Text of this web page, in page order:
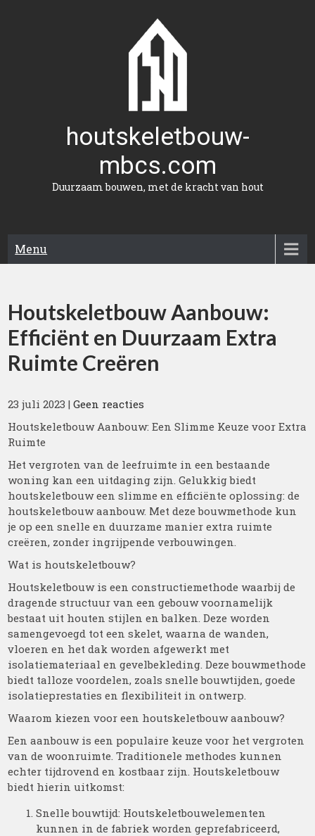
houtskeletbouw-
mbcs.com
Duurzaam bouwen, met de kracht van hout
Menu
Houtskeletbouw Aanbouw:
Efficiënt en Duurzaam Extra
Ruimte Creëren
23 juli 2023 |Geen reacties
Houtskeletbouw Aanbouw: Een Slimme Keuze voor Extra
Ruimte
Het vergroten van de leefruimte in een bestaande
woning kan een uitdaging zijn. Gelukkig biedt
houtskeletbouw een slimme en efficiënte oplossing: de
houtskeletbouw aanbouw. Met deze bouwmethode kun
je op een snelle en duurzame manier extra ruimte
creëren, zonder ingrijpende verbouwingen.
Wat is houtskeletbouw?
Houtskeletbouw is een constructiemethode waarbij de
dragende structuur van een gebouw voornamelijk
bestaat uit houten stijlen en balken. Deze worden
samengevoegd tot een skelet, waarna de wanden,
vloeren en het dak worden afgewerkt met
isolatiemateriaal en gevelbekleding. Deze bouwmethode
biedt talloze voordelen, zoals snelle bouwtijden, goede
isolatieprestaties en flexibiliteit in ontwerp.
Waarom kiezen voor een houtskeletbouw aanbouw?
Een aanbouw is een populaire keuze voor het vergroten
van de woonruimte. Traditionele methodes kunnen
echter tijdrovend en kostbaar zijn. Houtskeletbouw
biedt hierin uitkomst:
Snelle bouwtijd: Houtskeletbouwelementen
kunnen in de fabriek worden geprefabriceerd,